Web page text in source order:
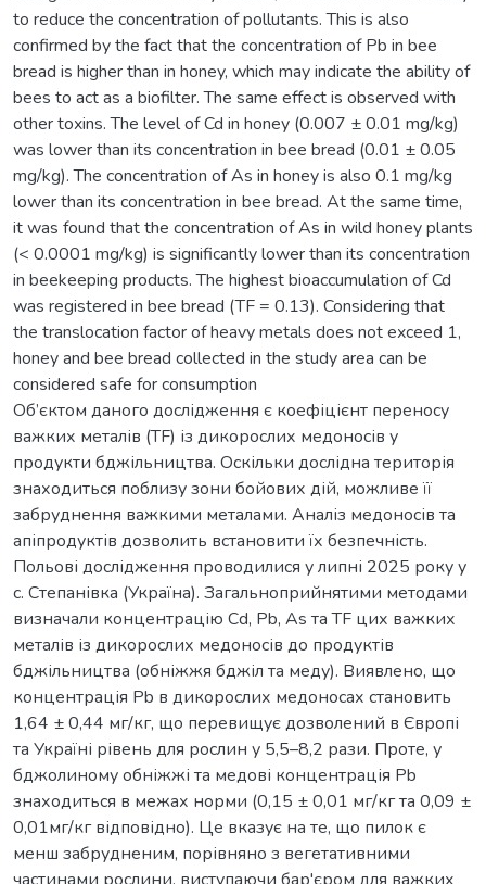
to reduce the concentration of pollutants. This is also
confirmed by the fact that the concentration of Pb in bee
bread is higher than in honey, which may indicate the ability of
bees to act as a biofilter. The same effect is observed with
other toxins. The level of Cd in honey (0.007 ± 0.01 mg/kg)
was lower than its concentration in bee bread (0.01 ± 0.05
mg/kg). The concentration of As in honey is also 0.1 mg/kg
lower than its concentration in bee bread. At the same time,
it was found that the concentration of As in wild honey plants
(< 0.0001 mg/kg) is significantly lower than its concentration
in beekeeping products. The highest bioaccumulation of Cd
was registered in bee bread (TF = 0.13). Considering that
the translocation factor of heavy metals does not exceed 1,
honey and bee bread collected in the study area can be
considered safe for consumption
Об’єктом даного дослідження є коефіцієнт переносу
важких металів (TF) із дикорослих медоносів у
продукти бджільництва. Оскільки дослідна територія
знаходиться поблизу зони бойових дій, можливе її
забруднення важкими металами. Аналіз медоносів та
апіпродуктів дозволить встановити їх безпечність.
Польові дослідження проводилися у липні 2025 року у
с. Степанівка (Україна). Загальноприйнятими методами
визначали концентрацію Сd, Pb, As та TF цих важких
металів із дикорослих медоносів до продуктів
бджільництва (обніжжя бджіл та меду). Виявлено, що
концентрація Pb в дикорослих медоносах становить
1,64 ± 0,44 мг/кг, що перевищує дозволений в Європі
та Україні рівень для рослин у 5,5–8,2 рази. Проте, у
бджолиному обніжжі та медові концентрація Pb
знаходиться в межах норми (0,15 ± 0,01 мг/кг та 0,09 ±
0,01мг/кг відповідно). Це вказує на те, що пилок є
менш забрудненим, порівняно з вегетативними